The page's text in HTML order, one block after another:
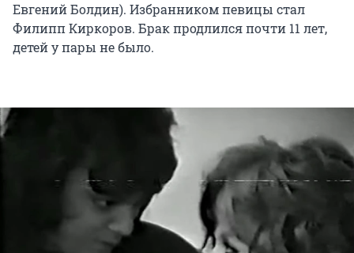
Евгений Болдин). Избранником певицы стал
Филипп Киркоров. Брак продлился почти 11 лет,
детей у пары не было.